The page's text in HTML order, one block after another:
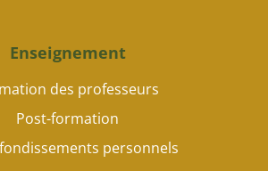
Enseignement
des professeurs
Post-formation
personnels